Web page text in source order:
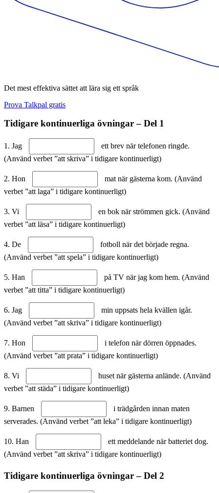
Det mest effektiva sättet att lära sig ett språk
Prova Talkpal gratis
Tidigare kontinuerliga övningar – Del 1
1. Jag
ett brev när telefonen ringde.
(Använd verbet ”att skriva” i tidigare kontinuerligt)
2. Hon
mat när gästerna kom. (Använd
verbet ”att laga” i tidigare kontinuerligt)
3. Vi
en bok när strömmen gick. (Använd
verbet ”att läsa” i tidigare kontinuerligt)
4. De
fotboll när det började regna.
(Använd verbet ”att spela” i tidigare kontinuerligt)
5. Han
på TV när jag kom hem. (Använd
verbet ”att titta” i tidigare kontinuerligt)
6. Jag
min uppsats hela kvällen igår.
(Använd verbet ”att skriva” i tidigare kontinuerligt)
7. Hon
i telefon när dörren öppnades.
(Använd verbet ”att prata” i tidigare kontinuerligt)
8. Vi
huset när gästerna anlände. (Använd
verbet ”att städa” i tidigare kontinuerligt)
9. Barnen
i trädgården innan maten
serverades. (Använd verbet ”att leka” i tidigare kontinuerligt)
10. Han
ett meddelande när batteriet dog.
(Använd verbet ”att skriva” i tidigare kontinuerligt)
Tidigare kontinuerliga övningar – Del 2